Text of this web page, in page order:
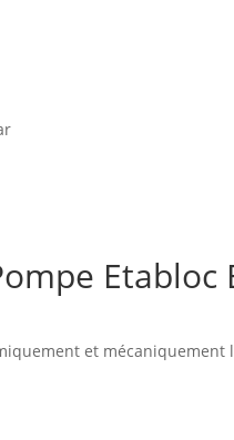
Etabloc
et mécaniquement